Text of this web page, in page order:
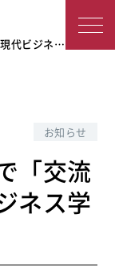
」を開
代ビジネ…
お知らせ
「交流
ネス学